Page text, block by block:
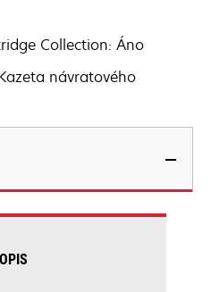
Collection: Áno
návratového